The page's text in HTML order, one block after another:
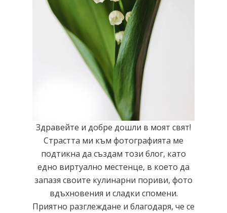
Здравейте и добре дошли в моят свят!
Страстта ми към фотографията ме
подтикна да създам този блог, като
едно виртуално местенце, в което да
запазя своите кулинарни пориви, фото
вдъхновения и сладки спомени.
Приятно разглеждане и благодаря, че се